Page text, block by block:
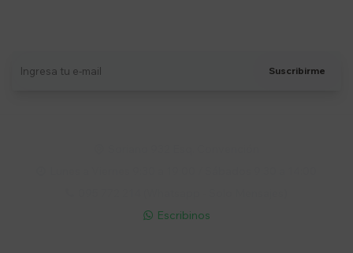
Suscribirme
 Escribinos